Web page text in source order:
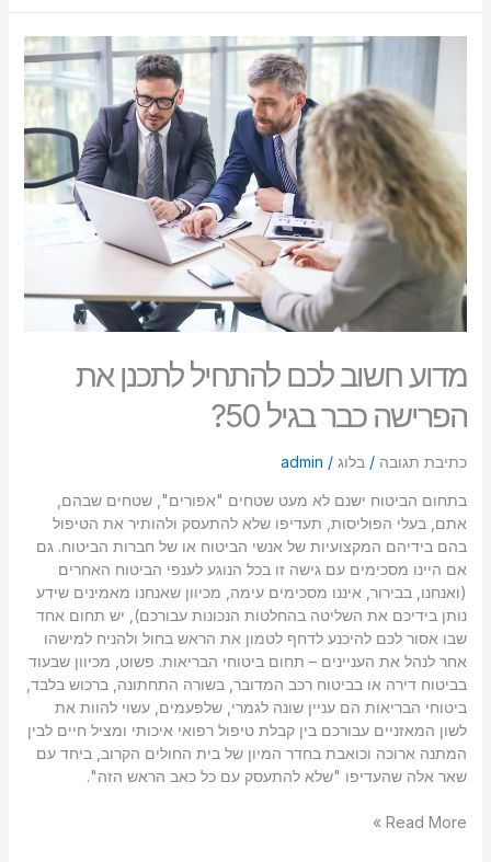
מדוע חשוב לכם להתחיל לתכנן את
הפרישה כבר בגיל 50?
כתיבת תגובה / בלוג/
admin
בתחום הביטוח ישנם לא מעט שטחים "אפורים", שטחים שבהם,
אתם, בעלי הפוליסות, תעדיפו שלא להתעסק ולהותיר את הטיפול
בהם בידיהם המקצועיות של אנשי הביטוח או של חברות הביטוח. גם
אם היינו מסכימים עם גישה זו בכל הנוגע לענפי הביטוח האחרים
(ואנחנו, בבירור, איננו מסכימים עימה, מכיוון שאנחנו מאמינים שידע
נותן בידיכם את השליטה בהחלטות הנכונות עבורכם), יש תחום אחד
שבו אסור לכם להיכנע לדחף לטמון את הראש בחול ולהניח למישהו
אחר לנהל את העניינים – תחום ביטוחי הבריאות. פשוט, מכיוון שבעוד
בביטוח דירה או בביטוח רכב המדובר, בשורה התחתונה, ברכוש בלבד,
ביטוחי הבריאות הם עניין שונה לגמרי, שלפעמים, עשוי להוות את
לשון המאזניים עבורכם בין קבלת טיפול רפואי איכותי ומציל חיים לבין
המתנה ארוכה וכואבת בחדר המיון של בית החולים הקרוב, ביחד עם
שאר אלה שהעדיפו "שלא להתעסק עם כל כאב הראש הזה".
מדוע
חשוב
להתחיל
לתכנן
את
הפרישה
כבר
בגיל
50?
Read More »